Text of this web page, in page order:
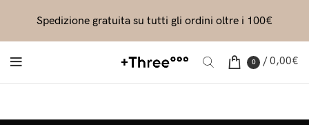
0 / 0,00€
Spedizione gratuita su tutti gli ordini oltre i 100€